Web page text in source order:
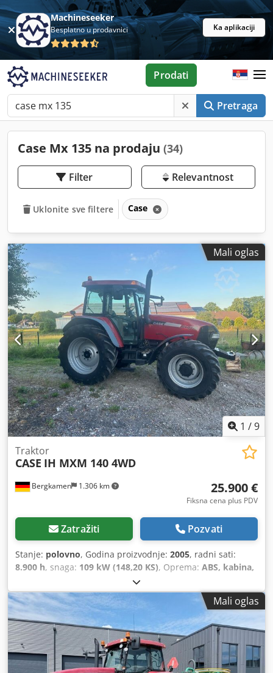
Machineseeker
Besplatno u prodavnici Ka aplikaciji
Pretraga
Prodati
Case Mx 135 na prodaju (34)
Filter Relevantnost
Uklonite sve filtere Case
Mali oglas
1 /9
Bergkamen 1.306 km
Traktor
CASE IH MXM 140 4WD
25.900 €
Fiksna cena plus PDV
Zatražiti Pozvati
Stanje: polovno, Godina proizvodnje: 2005, radni sati:
8.900 h, snaga: 109 kW (148,20 KS), Oprema: ABS, kabina,
klima uređaj, pogon na sve točkove
Dužina: 4.692 mm Širina: 2.507 mm Visina: 2.997 mm
Međuosovinsko rastojanje: 2.723 mm Nominalna snaga:
105.9 kV, 144hp Nominalna brzina: 2,200 rpm
Dkodpfewlmt Iex Ag Njr Broj cilindara: 6 Zapremina: 7.480
cm³ Porast obrtnog momenta: 51.3 Pogon na sva četiri
točka
Mali oglas